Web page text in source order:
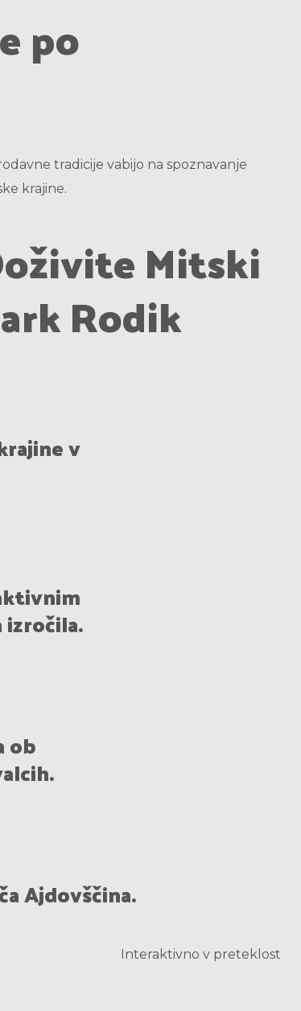
po
tradicije vabijo na spoznavanje
krajine.
Mitski
Rodik
v
ob
Ajdovščina.
Interaktivno v preteklost